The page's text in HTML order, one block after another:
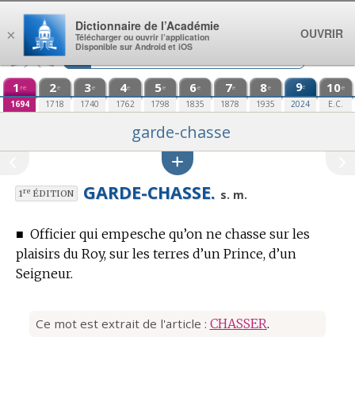
Aller au contenu
1 re
1694
2e
1718
3e
1740
4e
1762
5e
1798
6e
1835
7e
1878
8e
1935
9e
2024
10e
E.C.
garde-chasse
1reÉDITION GARDE-CHASSE. s. m.
■ Officier qui empesche qu’on ne chasse sur les
plaisirs du Roy, sur les terres d’un Prince, d’un
Seigneur.
Ce mot est extrait de l'article : CHASSER.
×
Dictionnaire de l’Académie
Télécharger ou ouvrir l’application
Disponible sur Android et iOS
OUVRIR